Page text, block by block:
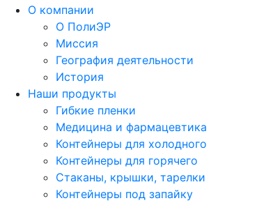
О компании
О ПолиЭР
Миссия
География деятельности
История
Наши продукты
Гибкие пленки
Медицина и фармацевтика
Контейнеры для холодного
Контейнеры для горячего
Стаканы, крышки, тарелки
Контейнеры под запайку